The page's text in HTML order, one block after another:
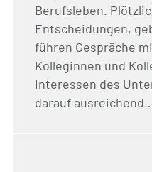
Berufsleben.
Entscheidungen,
führen Gespräche
Kolleginnen und
Interessen des
darauf